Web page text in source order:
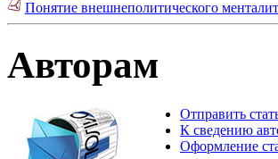
Понятие внешнеполитического
Авторам
Отправить
К сведению
Оформление